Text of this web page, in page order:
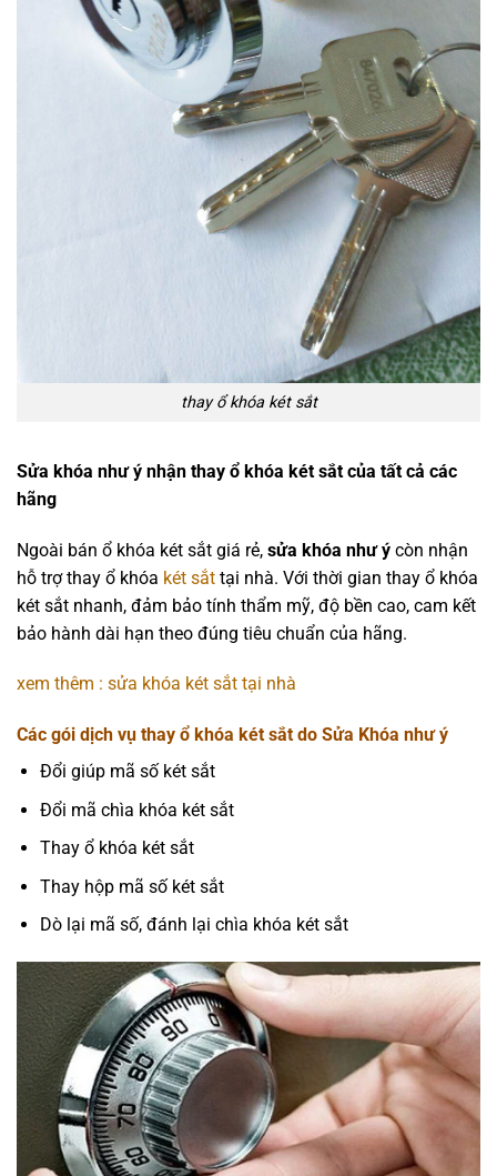
thay ổ khóa két sắt
Sửa khóa như ý nhận thay ổ khóa két sắt của tất cả các
hãng
Ngoài bán ổ khóa két sắt giá rẻ, sửa khóa như ý còn nhận
hỗ trợ thay ổ khóa két sắt tại nhà. Với thời gian thay ổ khóa
két sắt nhanh, đảm bảo tính thẩm mỹ, độ bền cao, cam kết
bảo hành dài hạn theo đúng tiêu chuẩn của hãng.
xem thêm : sửa khóa két sắt tại nhà
Các gói dịch vụ thay ổ khóa két sắt do Sửa Khóa như ý
Đổi giúp mã số két sắt
Đổi mã chìa khóa két sắt
Thay ổ khóa két sắt
Thay hộp mã số két sắt
Dò lại mã số, đánh lại chìa khóa két sắt